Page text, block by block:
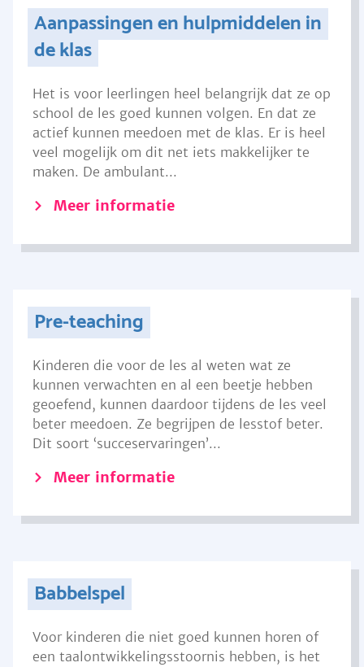
Aanpassingen en hulpmiddelen in
de klas
Het is voor leerlingen heel belangrijk dat ze op
school de les goed kunnen volgen. En dat ze
actief kunnen meedoen met de klas. Er is heel
veel mogelijk om dit net iets makkelijker te
maken. De ambulant...
Meer informatie
Pre-teaching
Kinderen die voor de les al weten wat ze
kunnen verwachten en al een beetje hebben
geoefend, kunnen daardoor tijdens de les veel
beter meedoen. Ze begrijpen de lesstof beter.
Dit soort ‘succeservaringen’...
Meer informatie
Babbelspel
Voor kinderen die niet goed kunnen horen of
een taalontwikkelingsstoornis hebben, is het